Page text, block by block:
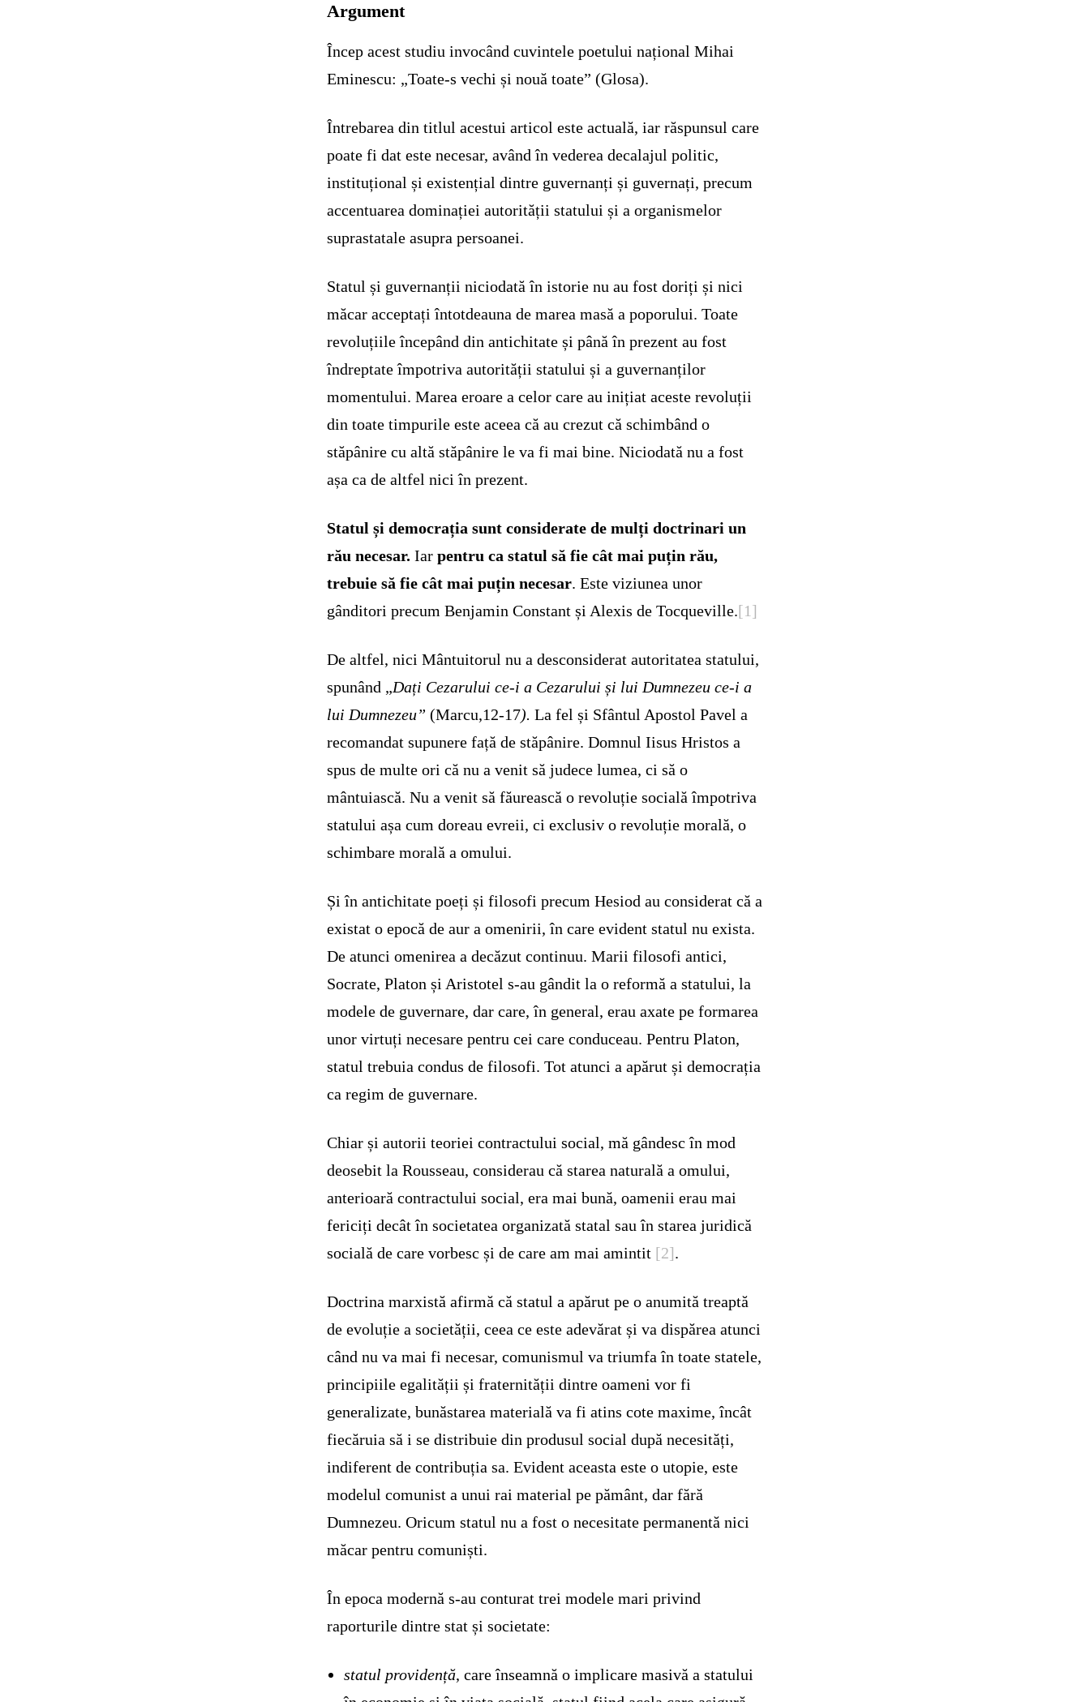
Argument
Încep acest studiu invocând cuvintele poetului național Mihai
Eminescu: „Toate-s vechi și nouă toate” (Glosa).
Întrebarea din titlul acestui articol este actuală, iar răspunsul care
poate fi dat este necesar, având în vederea decalajul politic,
instituțional și existențial dintre guvernanți și guvernați, precum
accentuarea dominației autorității statului și a organismelor
suprastatale asupra persoanei.
Statul și guvernanții niciodată în istorie nu au fost doriți și nici
măcar acceptați întotdeauna de marea masă a poporului. Toate
revoluțiile începând din antichitate și până în prezent au fost
îndreptate împotriva autorității statului și a guvernanților
momentului. Marea eroare a celor care au inițiat aceste revoluții
din toate timpurile este aceea că au crezut că schimbând o
stăpânire cu altă stăpânire le va fi mai bine. Niciodată nu a fost
așa ca de altfel nici în prezent.
Statul și democrația sunt considerate de mulți doctrinari un
rău necesar. Iarpentru ca statul să fie cât mai puțin rău,
trebuie să fie cât mai puțin necesar. Este viziunea unor
gânditori precum Benjamin Constant și Alexis de Tocqueville.[1]
De altfel, nici Mântuitorul nu a desconsiderat autoritatea statului,
spunând „Dați Cezarului ce-i a Cezarului și lui Dumnezeu ce-i a
lui Dumnezeu”(Marcu,12-17). La fel și Sfântul Apostol Pavel a
recomandat supunere față de stăpânire. Domnul Iisus Hristos a
spus de multe ori că nu a venit să judece lumea, ci să o
mântuiască. Nu a venit să făurească o revoluție socială împotriva
statului așa cum doreau evreii, ci exclusiv o revoluție morală, o
schimbare morală a omului.
Și în antichitate poeți și filosofi precum Hesiod au considerat că a
existat o epocă de aur a omenirii, în care evident statul nu exista.
De atunci omenirea a decăzut continuu. Marii filosofi antici,
Socrate, Platon și Aristotel s-au gândit la o reformă a statului, la
modele de guvernare, dar care, în general, erau axate pe formarea
unor virtuți necesare pentru cei care conduceau. Pentru Platon,
statul trebuia condus de filosofi. Tot atunci a apărut și democrația
ca regim de guvernare.
Chiar și autorii teoriei contractului social, mă gândesc în mod
deosebit la Rousseau, considerau că starea naturală a omului,
anterioară contractului social, era mai bună, oamenii erau mai
fericiți decât în societatea organizată statal sau în starea juridică
socială de care vorbesc și de care am mai amintit [2].
Doctrina marxistă afirmă că statul a apărut pe o anumită treaptă
de evoluție a societății, ceea ce este adevărat și va dispărea atunci
când nu va mai fi necesar, comunismul va triumfa în toate statele,
principiile egalității și fraternității dintre oameni vor fi
generalizate, bunăstarea materială va fi atins cote maxime, încât
fiecăruia să i se distribuie din produsul social după necesități,
indiferent de contribuția sa. Evident aceasta este o utopie, este
modelul comunist a unui rai material pe pământ, dar fără
Dumnezeu. Oricum statul nu a fost o necesitate permanentă nici
măcar pentru comuniști.
În epoca modernă s-au conturat trei modele mari privind
raporturile dintre stat și societate:
statul providență, care înseamnă o implicare masivă a statului